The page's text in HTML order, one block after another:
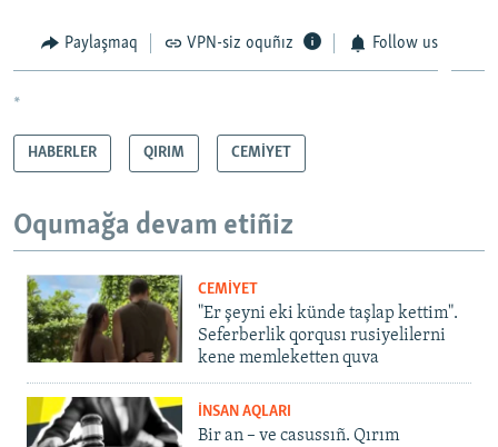
Paylaşmaq VPN-siz oquñız Follow us
*
HABERLER QIRIM CEMİYET
Oqumağa devam etiñiz
CEMİYET
"Er şeyni eki künde taşlap kettim".
Seferberlik qorqusı rusiyelilerni
kene memleketten quva
İNSAN AQLARI
Bir an – ve casussıñ. Qırım